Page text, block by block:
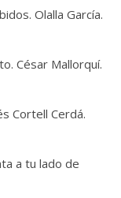
Olalla García.
César Mallorquí.
Cortell Cerdá.
a tu lado de